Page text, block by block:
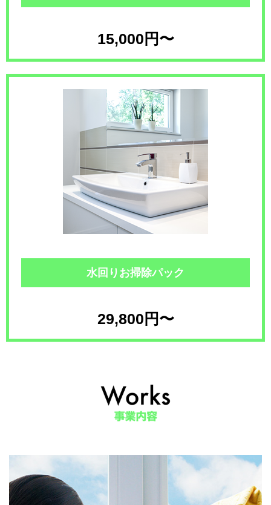
15,000円〜
水回りお掃除パック
29,800円〜